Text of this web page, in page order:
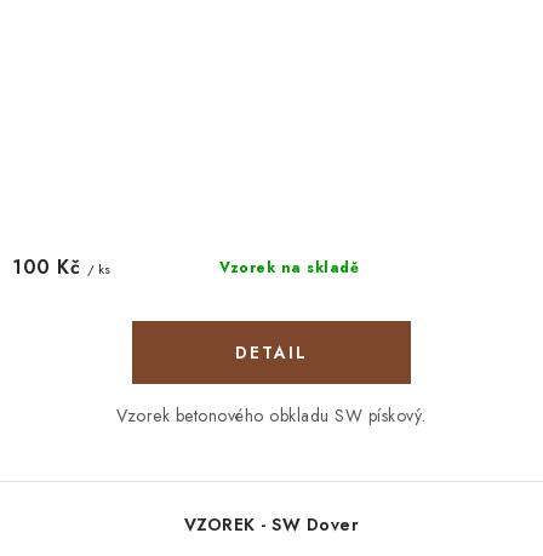
Vzorek na skladě
100 Kč / ks
Vzorek betonového obkladu SW pískový.
VZOREK - SW Dover